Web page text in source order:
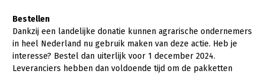
Bestellen
Dankzij een landelijke donatie kunnen agrarische ondernemers
in heel Nederland nu gebruik maken van deze actie. Heb je
interesse? Bestel dan uiterlijk voor 1 december 2024.
Leveranciers hebben dan voldoende tijd om de pakketten